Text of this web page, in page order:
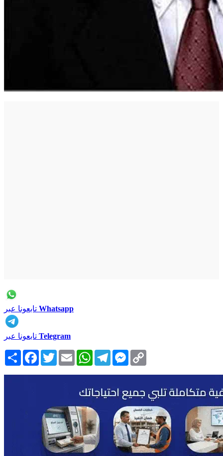
Whatsapp
Telegram
انشر Facebook
TwitterEmail WhatsAppTelegramMessenger